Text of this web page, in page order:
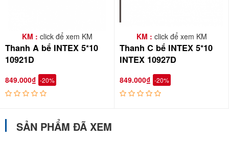
KM : click để xem KM
Thanh A bể INTEX 5*10
10921D
849.000₫ -20%
KM : click để xem KM
Thanh C bể INTEX 5*10
INTEX 10927D
849.000₫ -20%
SẢN PHẨM ĐÃ XEM